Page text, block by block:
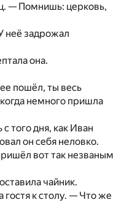
— Помнишь: церковь,
неё задрожал
она.
пошёл, ты весь
немного пришла
того дня, как Иван
он себя неловко.
вот так незваным
чайник.
к столу. — Что же